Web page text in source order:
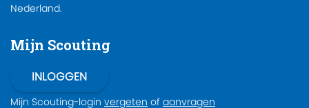
Nederland.
Mijn Scouting
Mijn Scouting-login vergeten of aanvragen